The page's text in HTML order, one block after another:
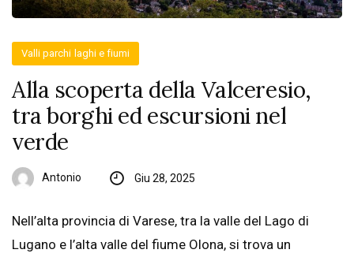
Valli parchi laghi e fiumi
Alla scoperta della Valceresio,
tra borghi ed escursioni nel
verde
Antonio Giu 28, 2025
Nell’alta provincia di Varese, tra la valle del Lago di
Lugano e l’alta valle del fiume Olona, si trova un